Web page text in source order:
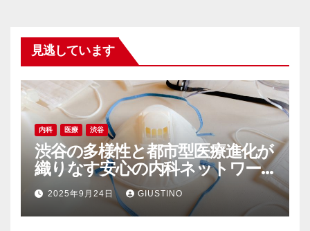
見逃しています
内科 医療 渋谷
渋谷の多様性と都市型医療進化が
織りなす安心の内科ネットワー
ク2025年9月24日 GIUSTINO